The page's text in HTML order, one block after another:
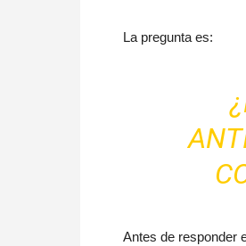
La pregunta es:
Antes de responder